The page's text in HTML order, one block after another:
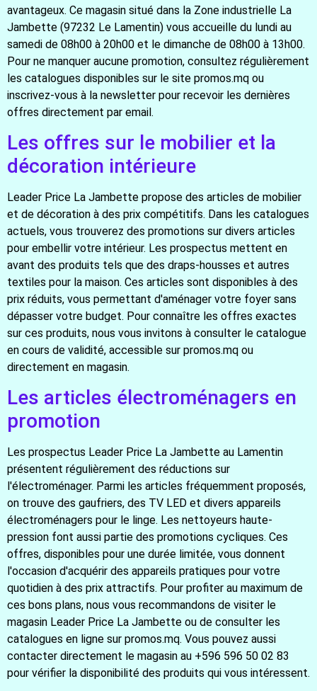
avantageux. Ce magasin situé dans la Zone industrielle La
Jambette (97232 Le Lamentin) vous accueille du lundi au
samedi de 08h00 à 20h00 et le dimanche de 08h00 à 13h00.
Pour ne manquer aucune promotion, consultez régulièrement
les catalogues disponibles sur le site promos.mq ou
inscrivez-vous à la newsletter pour recevoir les dernières
offres directement par email.
Les offres sur le mobilier et la
décoration intérieure
Leader Price La Jambette propose des articles de mobilier
et de décoration à des prix compétitifs. Dans les catalogues
actuels, vous trouverez des promotions sur divers articles
pour embellir votre intérieur. Les prospectus mettent en
avant des produits tels que des draps-housses et autres
textiles pour la maison. Ces articles sont disponibles à des
prix réduits, vous permettant d'aménager votre foyer sans
dépasser votre budget. Pour connaître les offres exactes
sur ces produits, nous vous invitons à consulter le catalogue
en cours de validité, accessible sur promos.mq ou
directement en magasin.
Les articles électroménagers en
promotion
Les prospectus Leader Price La Jambette au Lamentin
présentent régulièrement des réductions sur
l'électroménager. Parmi les articles fréquemment proposés,
on trouve des gaufriers, des TV LED et divers appareils
électroménagers pour le linge. Les nettoyeurs haute-
pression font aussi partie des promotions cycliques. Ces
offres, disponibles pour une durée limitée, vous donnent
l'occasion d'acquérir des appareils pratiques pour votre
quotidien à des prix attractifs. Pour profiter au maximum de
ces bons plans, nous vous recommandons de visiter le
magasin Leader Price La Jambette ou de consulter les
catalogues en ligne sur promos.mq. Vous pouvez aussi
contacter directement le magasin au +596 596 50 02 83
pour vérifier la disponibilité des produits qui vous intéressent.